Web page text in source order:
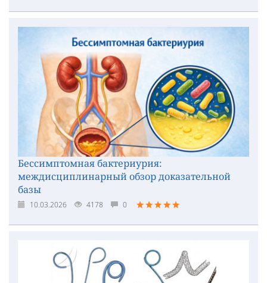
Бессимптомная бактериурия:
междисциплинарный обзор доказательной
базы
10.03.2026 4178 0